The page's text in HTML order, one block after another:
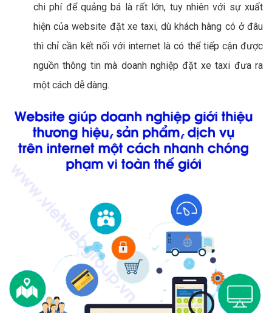
chi phí để quảng bá là rất lớn, tuy nhiên với sự xuất
hiện của website đặt xe taxi, dù khách hàng có ở đâu
thì chỉ cần kết nối với internet là có thể tiếp cận được
nguồn thông tin mà doanh nghiệp đặt xe taxi đưa ra
một cách dễ dàng.